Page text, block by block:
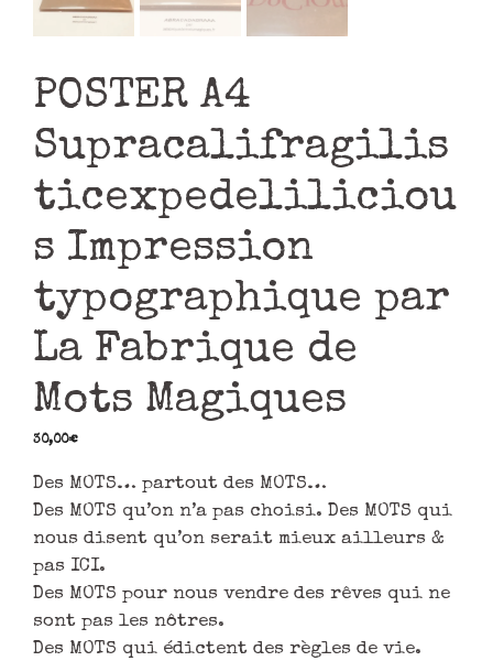
POSTER A4
Supracalifragilis
ticexpedeliliciou
s Impression
typographique par
La Fabrique de
Mots Magiques
30,00€
Des MOTS… partout des MOTS…
Des MOTS qu’on n’a pas choisi. Des MOTS qui
nous disent qu’on serait mieux ailleurs &
pas ICI.
Des MOTS pour nous vendre des rêves qui ne
sont pas les nôtres.
Des MOTS qui édictent des règles de vie.